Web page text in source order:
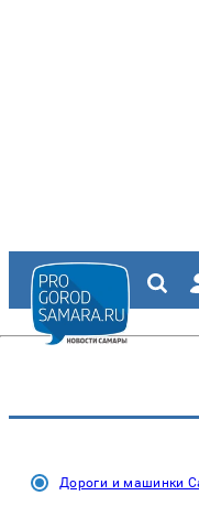
Дороги и машинки